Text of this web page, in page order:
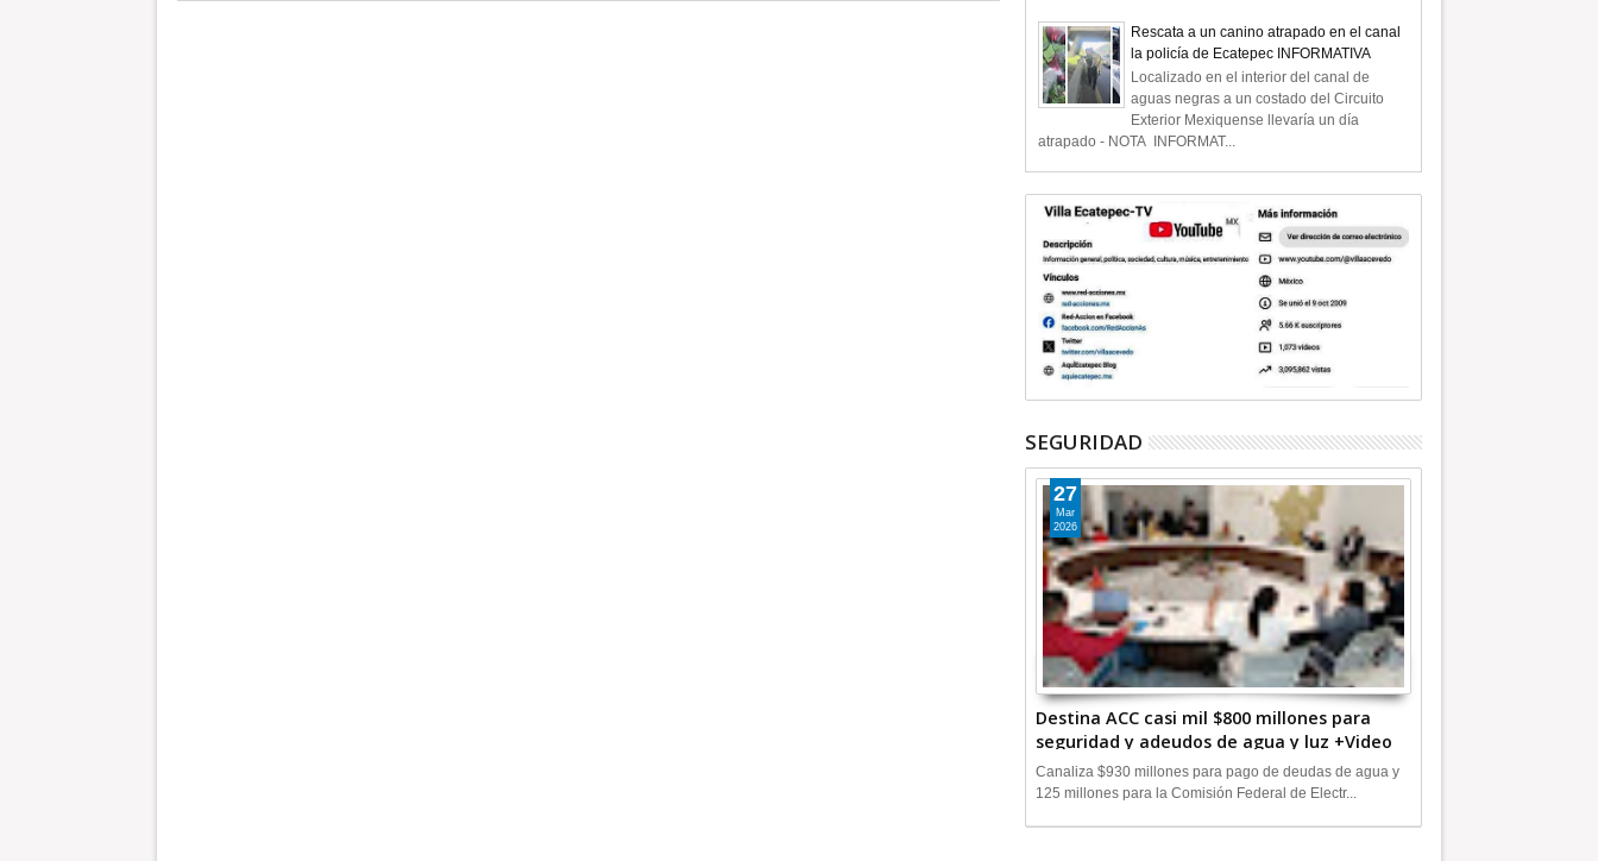
Rescata a un canino atrapado en el canal
la policía de Ecatepec INFORMATIVA
Localizado en el interior del canal de
aguas negras a un costado del Circuito
Exterior Mexiquense llevaría un día
atrapado - NOTA INFORMAT...
SEGURIDAD
Destina ACC casi mil $800 millones para
seguridad y adeudos de agua y luz +Video
27
Mar
2026
Canaliza $930 millones para pago de deudas de agua y
125 millones para la Comisión Federal de Electr...